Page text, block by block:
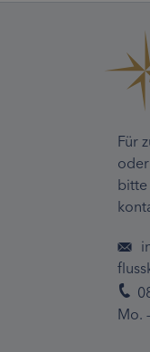
Für
bitte
Mo.